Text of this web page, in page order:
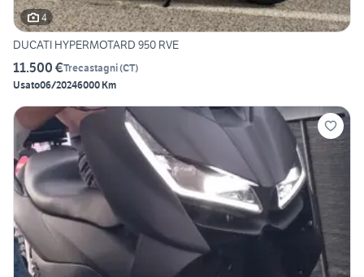
4
DUCATI HYPERMOTARD 950 RVE
11.500 €Trecastagni(CT)
Usato06/20246000 Km